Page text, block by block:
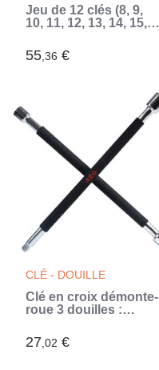
Jeu de 12 clés (8, 9,
10, 11, 12, 13, 14, 15,
RYOBI - Angle de
reprise 15° -
55,36 €
CLÉ - DOUILLE
Clé en croix démonte-
roue 3 douilles :
1/2 - AEG - mousse
antiglisse - Acier
27,02 €